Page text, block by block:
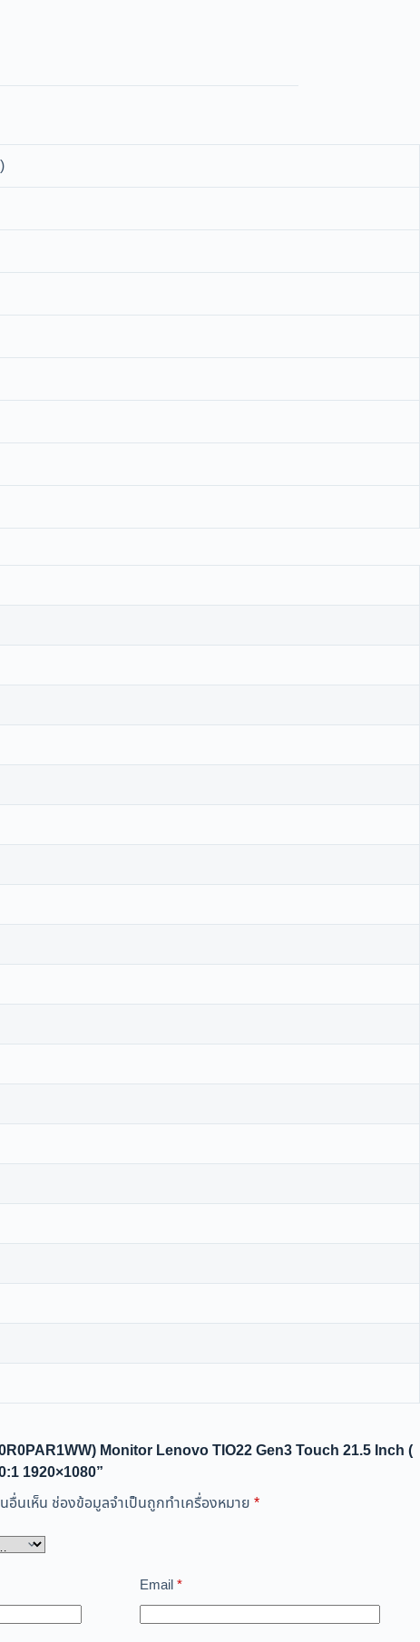
Monitor Lenovo TIO22 Gen3 Touch 21.5 Inch (
1920×1080”
อื่นเห็น ช่องข้อมูลจำเป็นถูกทำเครื่องหมาย *
Email*